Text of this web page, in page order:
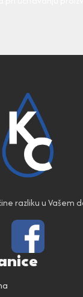
razliku u Vašem